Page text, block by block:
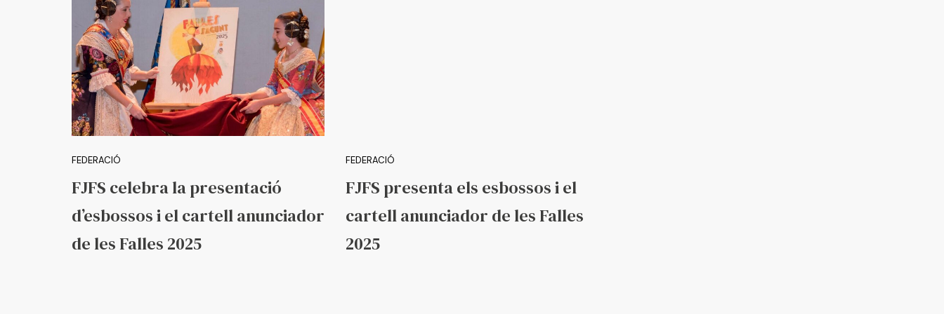
FEDERACIÓ
FJFS celebra la presentació
d’esbossos i el cartell anunciador
de les Falles 2025
FEDERACIÓ
FJFS presenta els esbossos i el
cartell anunciador de les Falles
2025